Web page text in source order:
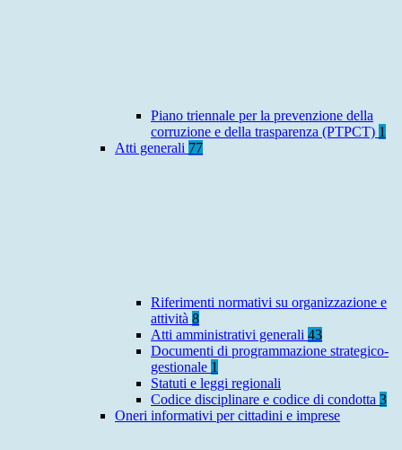
Piano triennale per la prevenzione della
corruzione e della trasparenza (PTPCT) 1
Atti generali 77
Riferimenti normativi su organizzazione e
attività 8
Atti amministrativi generali 43
Documenti di programmazione strategico-
gestionale 1
Statuti e leggi regionali
Codice disciplinare e codice di condotta 3
Oneri informativi per cittadini e imprese